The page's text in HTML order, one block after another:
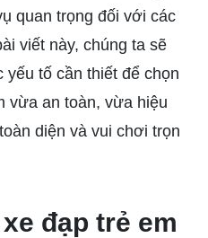
quan trọng đối với các
viết này, chúng ta sẽ
yếu tố cần thiết để chọn
vừa an toàn, vừa hiệu
diện và vui chơi trọn
đạp trẻ em